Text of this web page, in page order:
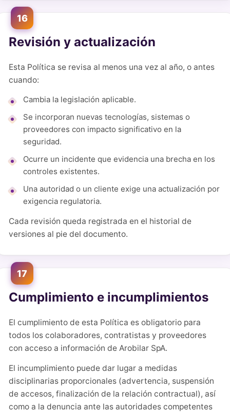
16
Revisión y actualización
Esta Política se revisa al menos una vez al año, o antes
cuando:
Cambia la legislación aplicable.
Se incorporan nuevas tecnologías, sistemas o
proveedores con impacto significativo en la
seguridad.
Ocurre un incidente que evidencia una brecha en los
controles existentes.
Una autoridad o un cliente exige una actualización por
exigencia regulatoria.
Cada revisión queda registrada en el historial de
versiones al pie del documento.
17
Cumplimiento e incumplimientos
El cumplimiento de esta Política es obligatorio para
todos los colaboradores, contratistas y proveedores
con acceso a información de Arobilar SpA.
El incumplimiento puede dar lugar a medidas
disciplinarias proporcionales (advertencia, suspensión
de accesos, finalización de la relación contractual), así
como a la denuncia ante las autoridades competentes